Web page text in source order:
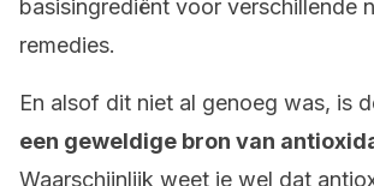
basisingrediënt voor verschillende
remedies.
En alsof dit niet al genoeg was, is
een geweldige bron van
Waarschijnlijk weet je wel dat